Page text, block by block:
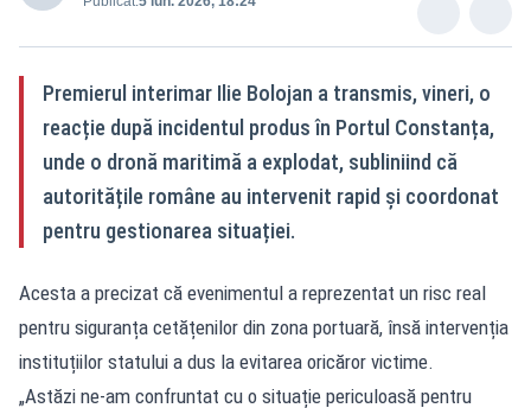
Premierul interimar Ilie Bolojan a transmis, vineri, o
reacție după incidentul produs în Portul Constanța,
unde o dronă maritimă a explodat, subliniind că
autoritățile române au intervenit rapid și coordonat
pentru gestionarea situației.
Acesta a precizat că evenimentul a reprezentat un risc real
pentru siguranța cetățenilor din zona portuară, însă intervenția
instituțiilor statului a dus la evitarea oricăror victime.
„Astăzi ne-am confruntat cu o situație periculoasă pentru